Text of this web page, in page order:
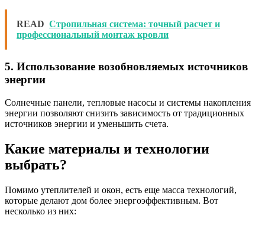
READ Стропильная система: точный расчет и
профессиональный монтаж кровли
5. Использование возобновляемых источников
энергии
Солнечные панели, тепловые насосы и системы накопления
энергии позволяют снизить зависимость от традиционных
источников энергии и уменьшить счета.
Какие материалы и технологии
выбрать?
Помимо утеплителей и окон, есть еще масса технологий,
которые делают дом более энергоэффективным. Вот
несколько из них: